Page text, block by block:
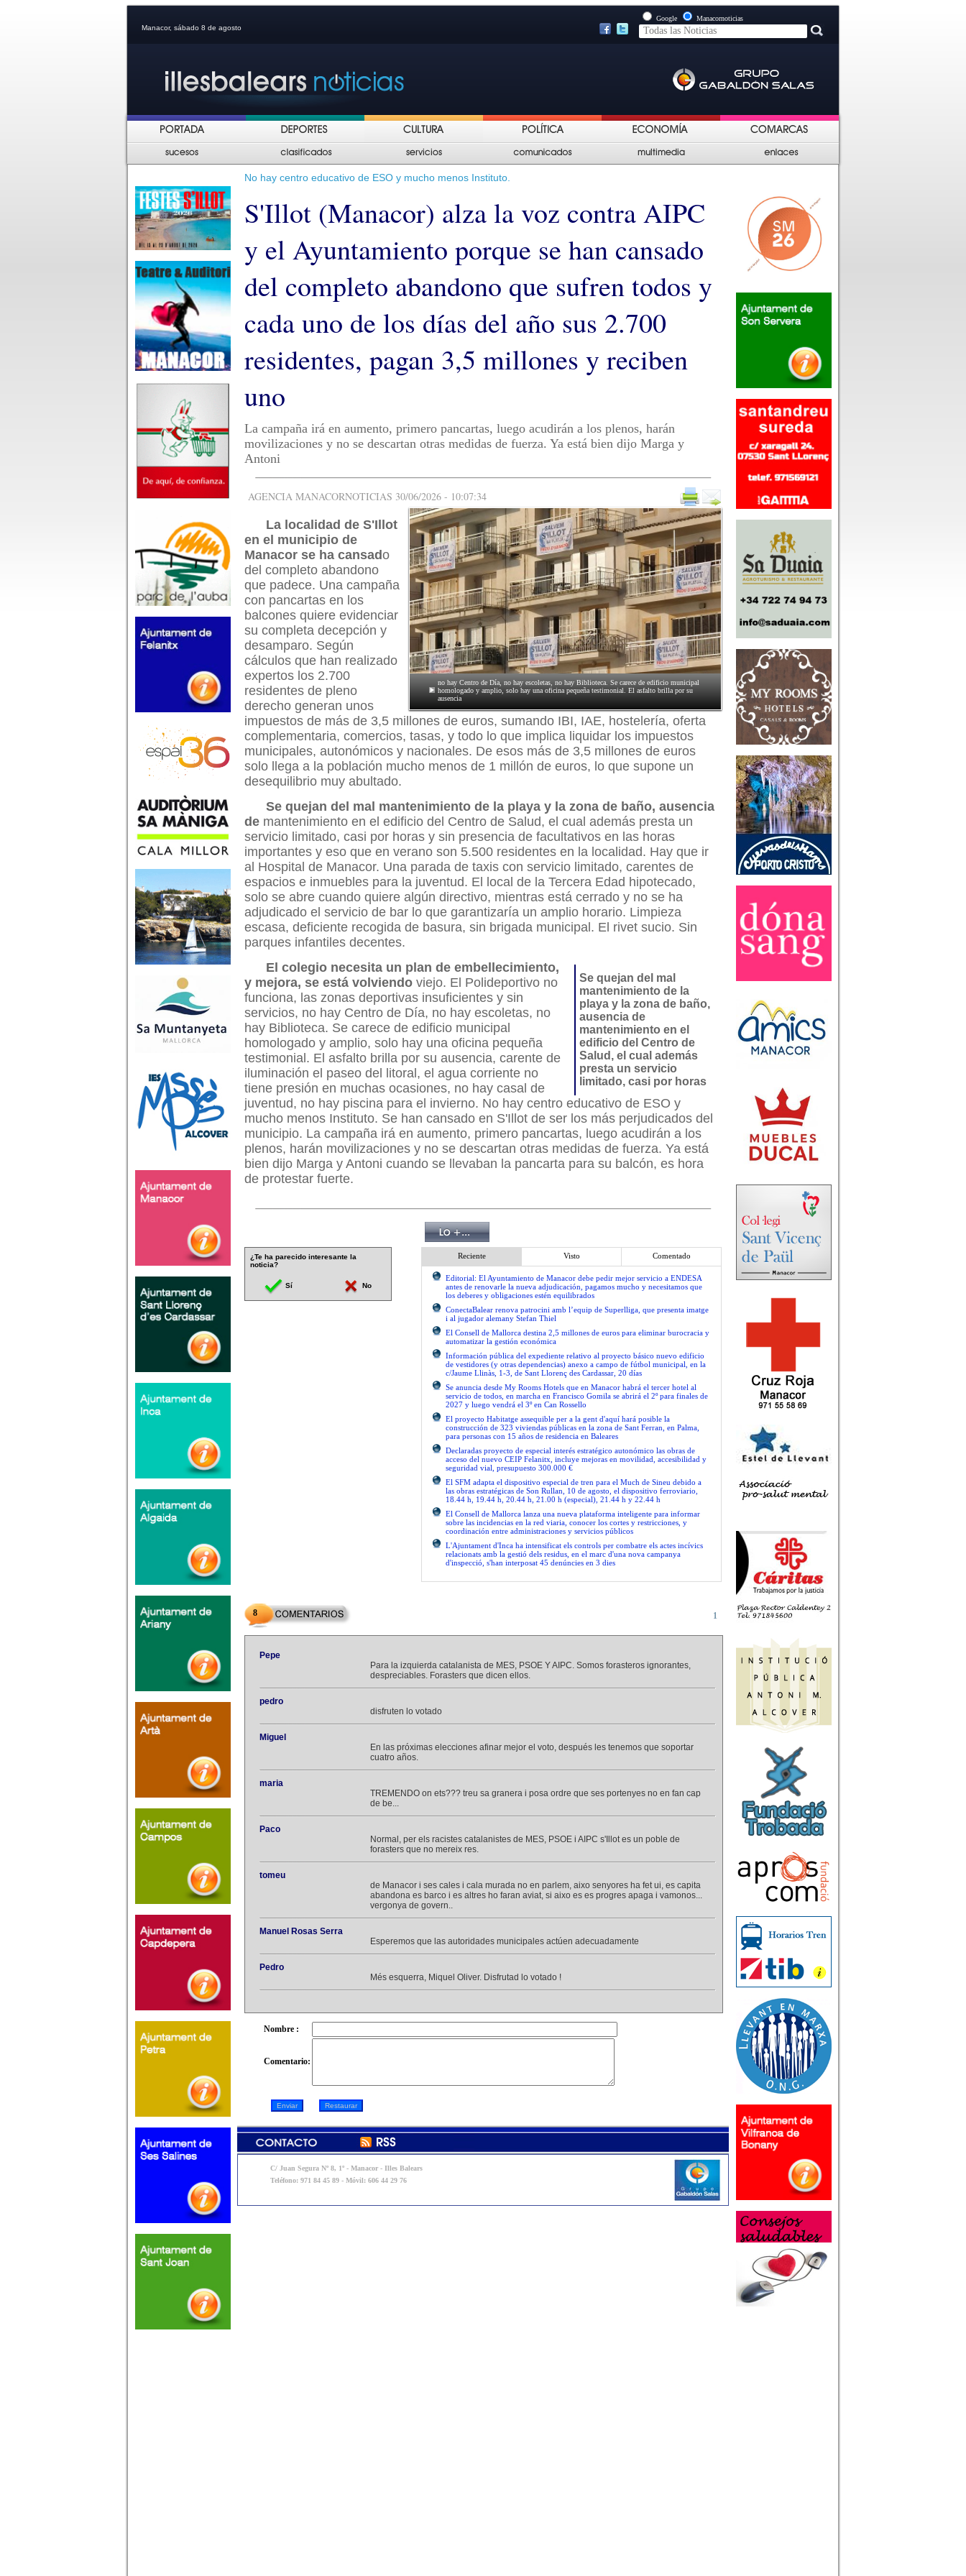
Manacor, sábado 8 de agosto
Google Manacornoticias
No hay centro educativo de ESO y mucho menos Instituto.
S'Illot (Manacor) alza la voz contra AIPC
y el Ayuntamiento porque se han cansado
del completo abandono que sufren todos y
cada uno de los días del año sus 2.700
residentes, pagan 3,5 millones y reciben
uno
La campaña irá en aumento, primero pancartas, luego acudirán a los plenos, harán
movilizaciones y no se descartan otras medidas de fuerza. Ya está bien dijo Marga y
Antoni
AGENCIA MANACORNOTICIAS 30/06/2026 - 10:07:34
no hay Centro de Día, no hay escoletas, no hay Biblioteca. Se carece de edificio municipal
homologado y amplio, solo hay una oficina pequeña testimonial. El asfalto brilla por su
ausencia
La localidad de S'Illot
en el municipio de
Manacor se ha cansado
del completo abandono
que padece. Una campaña
con pancartas en los
balcones quiere evidenciar
su completa decepción y
desamparo. Según
cálculos que han realizado
expertos los 2.700
residentes de pleno
derecho generan unos
impuestos de más de 3,5 millones de euros, sumando IBI, IAE, hostelería, oferta
complementaria, comercios, tasas, y todo lo que implica liquidar los impuestos
municipales, autonómicos y nacionales. De esos más de 3,5 millones de euros
solo llega a la población mucho menos de 1 millón de euros, lo que supone un
desequilibrio muy abultado.
Se quejan del mal mantenimiento de la playa y la zona de baño, ausencia
de mantenimiento en el edificio del Centro de Salud, el cual además presta un
servicio limitado, casi por horas y sin presencia de facultativos en las horas
importantes y eso que en verano son 5.500 residentes en la localidad. Hay que ir
al Hospital de Manacor. Una parada de taxis con servicio limitado, carentes de
espacios e inmuebles para la juventud. El local de la Tercera Edad hipotecado,
solo se abre cuando quiere algún directivo, mientras está cerrado y no se ha
adjudicado el servicio de bar lo que garantizaría un amplio horario. Limpieza
escasa, deficiente recogida de basura, sin brigada municipal. El rivet sucio. Sin
parques infantiles decentes.
Se quejan del mal
mantenimiento de la
playa y la zona de baño,
ausencia de
mantenimiento en el
edificio del Centro de
Salud, el cual además
presta un servicio
limitado, casi por horas
El colegio necesita un plan de embellecimiento,
y mejora, se está volviendo viejo. El Polideportivo no
funciona, las zonas deportivas insuficientes y sin
servicios, no hay Centro de Día, no hay escoletas, no
hay Biblioteca. Se carece de edificio municipal
homologado y amplio, solo hay una oficina pequeña
testimonial. El asfalto brilla por su ausencia, carente de
iluminación el paseo del litoral, el agua corriente no
tiene presión en muchas ocasiones, no hay casal de
juventud, no hay piscina para el invierno. No hay centro educativo de ESO y
mucho menos Instituto. Se han cansado en S'Illot de ser los más perjudicados del
municipio. La campaña irá en aumento, primero pancartas, luego acudirán a los
plenos, harán movilizaciones y no se descartan otras medidas de fuerza. Ya está
bien dijo Marga y Antoni cuando se llevaban la pancarta para su balcón, es hora
de protestar fuerte.
¿Te ha parecido interesante la
noticia?
Sí No
Reciente Visto Comentado
Editorial: El Ayuntamiento de Manacor debe pedir mejor servicio a ENDESA
antes de renovarle la nueva adjudicación, pagamos mucho y necesitamos que
los deberes y obligaciones estén equilibrados
ConectaBalear renova patrocini amb l’equip de Superlliga, que presenta imatge
i al jugador alemany Stefan Thiel
El Consell de Mallorca destina 2,5 millones de euros para eliminar burocracia y
automatizar la gestión económica
Información pública del expediente relativo al proyecto básico nuevo edificio
de vestidores (y otras dependencias) anexo a campo de fútbol municipal, en la
c/Jaume Llinàs, 1-3, de Sant Llorenç des Cardassar, 20 días
Se anuncia desde My Rooms Hotels que en Manacor habrá el tercer hotel al
servicio de todos, en marcha en Francisco Gomila se abrirá el 2º para finales de
2027 y luego vendrá el 3º en Can Rossello
El proyecto Habitatge assequible per a la gent d'aquí hará posible la
construcción de 323 viviendas públicas en la zona de Sant Ferran, en Palma,
para personas con 15 años de residencia en Baleares
Declaradas proyecto de especial interés estratégico autonómico las obras de
acceso del nuevo CEIP Felanitx, incluye mejoras en movilidad, accesibilidad y
seguridad vial, presupuesto 300.000 €
El SFM adapta el dispositivo especial de tren para el Much de Sineu debido a
las obras estratégicas de Son Rullan, 10 de agosto, el dispositivo ferroviario,
18.44 h, 19.44 h, 20.44 h, 21.00 h (especial), 21.44 h y 22.44 h
El Consell de Mallorca lanza una nueva plataforma inteligente para informar
sobre las incidencias en la red viaria, conocer los cortes y restricciones, y
coordinación entre administraciones y servicios públicos
L'Ajuntament d'Inca ha intensificat els controls per combatre els actes incívics
relacionats amb la gestió dels residus, en el marc d'una nova campanya
d'inspecció, s'han interposat 45 denúncies en 3 dies
8 1
Pepe
Para la izquierda catalanista de MES, PSOE Y AIPC. Somos forasteros ignorantes,
despreciables. Forasters que dicen ellos.
pedro
disfruten lo votado
Miguel
En las próximas elecciones afinar mejor el voto, después les tenemos que soportar
cuatro años.
maria
TREMENDO on ets??? treu sa granera i posa ordre que ses portenyes no en fan cap
de be...
Paco
Normal, per els racistes catalanistes de MES, PSOE i AIPC s'Illot es un poble de
forasters que no mereix res.
tomeu
de Manacor i ses cales i cala murada no en parlem, aixo senyores ha fet ui, es capita
abandona es barco i es altres ho faran aviat, si aixo es es progres apaga i vamonos...
vergonya de govern..
Manuel Rosas Serra
Esperemos que las autoridades municipales actúen adecuadamente
Pedro
Més esquerra, Miquel Oliver. Disfrutad lo votado !
Nombre :
Comentario:
C/ Juan Segura Nº 8, 1º - Manacor - Illes Balears
Teléfono: 971 84 45 89 - Móvil: 606 44 29 76